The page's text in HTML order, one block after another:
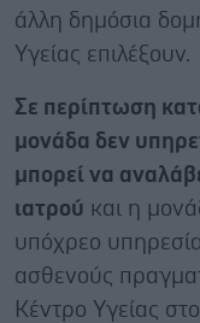
άλλη δημόσια
Υγείας επιλέξουν.
Σε περίπτωση
μονάδα δεν
μπορεί να
ιατρού και η
υπόχρεο
ασθενούς
Κέντρο Υγείας